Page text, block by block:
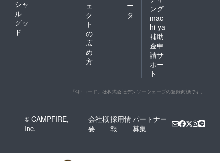
シャ
ル
グッ
ド
ェ
ク
ト
の
広
め
方
ー
タ
ング
mac
hi-ya
補助
金申
請サ
ポー
ト
「QRコード」は株式会社デンソーウェーブの登録商標です。
© CAMPFIRE,
Inc.
会社概
要
採用情
報
パートナー
募集